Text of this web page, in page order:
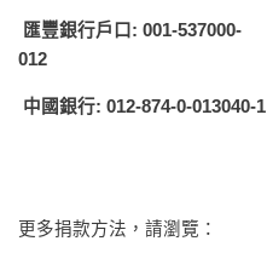
匯豐銀行戶口 : 001-537000-
012
中國銀行: 012-874-0-013040-1
更多捐款方法，請瀏覽：